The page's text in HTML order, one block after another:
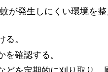
が発生しにくい環境を整
る。
を確認する。